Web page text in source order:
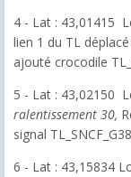
4 - Lat : 43,01415
lien 1 du TL
ajouté crocodile
5 - Lat : 43,02150
ralentissement 30,
signal
6 - Lat : 43,15834